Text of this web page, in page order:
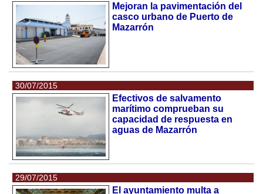
Mejoran la pavimentación del
casco urbano de Puerto de
Mazarrón
30/07/2015
Efectivos de salvamento
marítimo comprueban su
capacidad de respuesta en
aguas de Mazarrón
29/07/2015
El ayuntamiento multa a